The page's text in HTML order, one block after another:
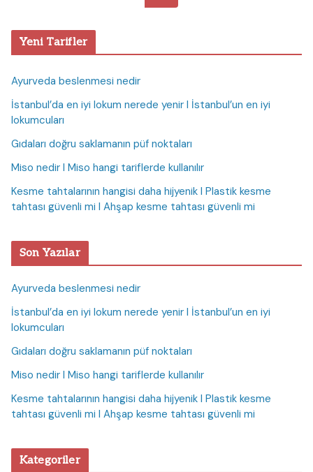
Yeni Tarifler
Ayurveda beslenmesi nedir
İstanbul’da en iyi lokum nerede yenir I İstanbul’un en iyi
lokumcuları
Gıdaları doğru saklamanın püf noktaları
Miso nedir I Miso hangi tariflerde kullanılır
Kesme tahtalarının hangisi daha hijyenik I Plastik kesme
tahtası güvenli mi I Ahşap kesme tahtası güvenli mi
Son Yazılar
Ayurveda beslenmesi nedir
İstanbul’da en iyi lokum nerede yenir I İstanbul’un en iyi
lokumcuları
Gıdaları doğru saklamanın püf noktaları
Miso nedir I Miso hangi tariflerde kullanılır
Kesme tahtalarının hangisi daha hijyenik I Plastik kesme
tahtası güvenli mi I Ahşap kesme tahtası güvenli mi
Kategoriler